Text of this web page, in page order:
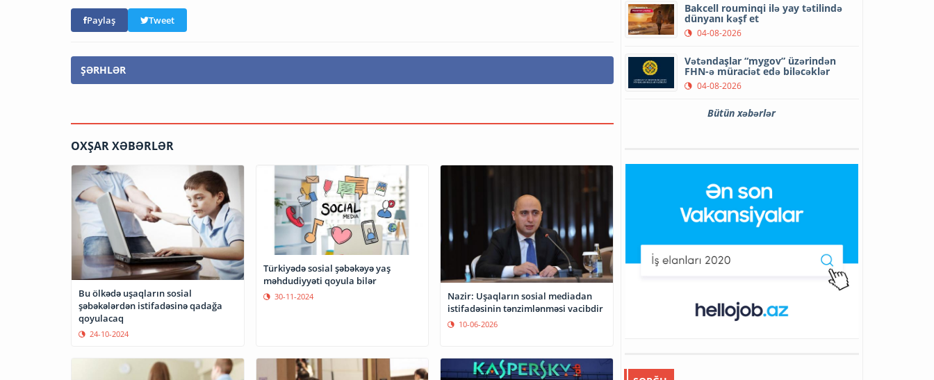
Paylaş Tweet
ŞƏRHLƏR
OXŞAR XƏBƏRLƏR
Bu ölkədə uşaqların sosial
şəbəkələrdən istifadəsinə qadağa
qoyulacaq
24-10-2024
Türkiyədə sosial şəbəkəyə yaş
məhdudiyyəti qoyula bilər
30-11-2024
Nazir: Uşaqların sosial mediadan
istifadəsinin tənzimlənməsi vacibdir
10-06-2026
Bakcell rouminqi ilə yay tətilində
dünyanı kəşf et
04-08-2026
Vətəndaşlar “mygov” üzərindən
FHN-ə müraciət edə biləcəklər
04-08-2026
Bütün xəbərlər